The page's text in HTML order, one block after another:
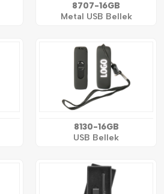
8707-16GB
Metal USB Bellek
8130-16GB
USB Bellek